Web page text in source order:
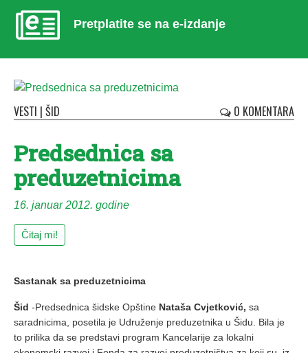
Pretplatite se na e-izdanje
VESTI | ŠID 0 KOMENTARA
Predsednica sa
preduzetnicima
16. januar 2012. godine
Čitaj mi!
Sastanak sa preduzetnicima
Šid -Predsednica šidske Opštine Nataša Cvjetković, sa
saradnicima, posetila je Udruženje preduzetnika u Šidu. Bila je
to prilika da se predstavi program Kancelarije za lokalni